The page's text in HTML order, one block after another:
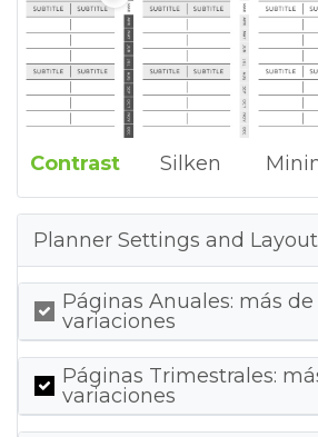
Contrast Silken
Planner Settings and
Páginas Anuales: más
variaciones
Páginas Trimestrales:
variaciones